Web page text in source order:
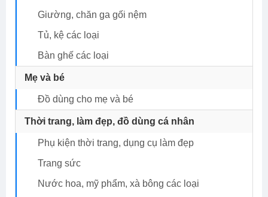
Giường, chăn ga gối nệm
Tủ, kệ các loại
Bàn ghế các loại
Mẹ và bé
Đồ dùng cho mẹ và bé
Thời trang, làm đẹp, đồ dùng cá nhân
Phụ kiện thời trang, dụng cụ làm đẹp
Trang sức
Nước hoa, mỹ phẩm, xà bông các loại